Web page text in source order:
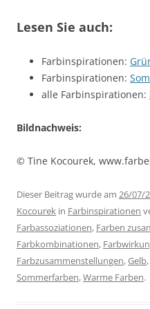
Lesen Sie auch:
Farbinspirationen:
Farbinspirationen:
alle Farbinspirationen:
Bildnachweis:
© Tine Kocourek,
Dieser Beitrag wurde am 26/07/
Kocourek in Farbinspirationen
Farbassoziationen, Farben
Farbkombinationen,
Farbzusammenstellungen,Gelb,
Sommerfarben,Warme Farben.